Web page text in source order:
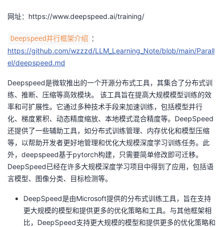
网址： https://www.deepspeed.ai/training/
Deepspeed并行框架介绍 ：
https://github.com/wzzzd/LLM_Learning_Note/blob/main/Parall
el/deepspeed.md
Deepspeed是微软推出的一个开源分布式工具，其集合了分布式训
练、推断、压缩等高效模块。 该工具旨在提高大规模模型训练的效
率和可扩展性。它通过多种技术手段来加速训练，包括模型并行
化、梯度累积、动态精度缩放、本地模式混合精度等。DeepSpeed
还提供了一些辅助工具，如分布式训练管理、内存优化和模型压缩
等，以帮助开发者更好地管理和优化大规模深度学习训练任务。此
外，deepspeed基于pytorch构建，只需要简单修改即可迁移。
DeepSpeed已经在许多大规模深度学习项目中得到了应用，包括语
言模型、图像分类、目标检测等。
DeepSpeed是由Microsoft提供的分布式训练工具，旨在支持
更大规模的模型和提供更多的优化策略和工具。与其他框架相
比，DeepSpeed支持更大规模的模型和提供更多的优化策略和